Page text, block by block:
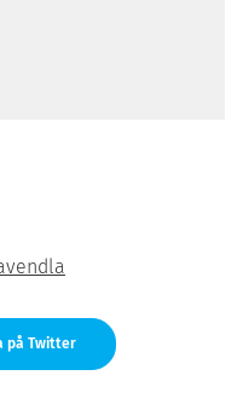
på Twitter